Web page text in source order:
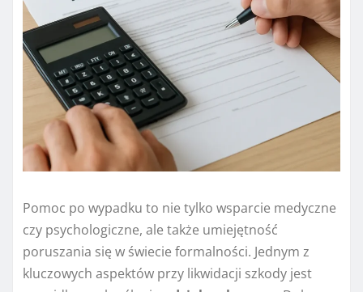
Pomoc po wypadku to nie tylko wsparcie medyczne
czy psychologiczne, ale także umiejętność
poruszania się w świecie formalności. Jednym z
kluczowych aspektów przy likwidacji szkody jest